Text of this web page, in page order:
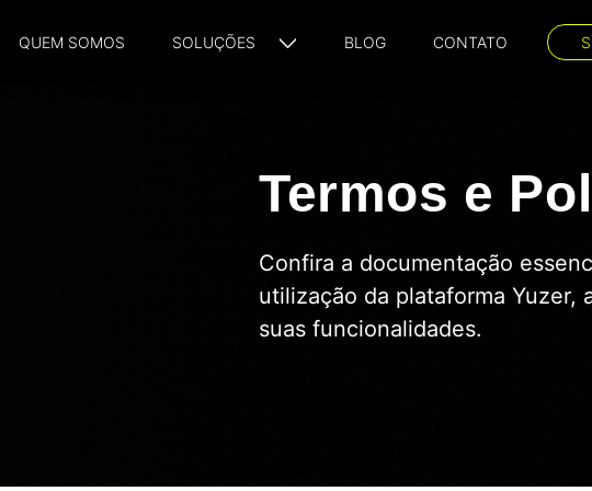
QUEM SOMOS SOLUÇÕES BLOG CONTATO
Termos e
Confira a documentação
utilização da plataforma Yuzer,
suas funcionalidades.